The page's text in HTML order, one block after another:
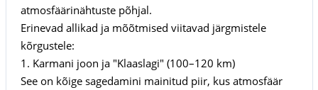
atmosfäärinähtuste põhjal.
Erinevad allikad ja mõõtmised viitavad järgmistele
kõrgustele:
1. Karmani joon ja "Klaaslagi" (100–120 km)
See on kõige sagedamini mainitud piir, kus atmosfäär